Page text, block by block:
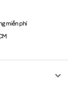
miễn phí